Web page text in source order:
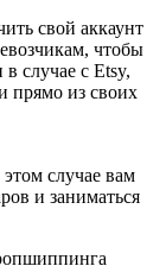
свой аккаунт
чтобы
случае с Etsy,
прямо из своих
случае вам
и заниматься